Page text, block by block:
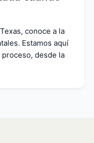
conoce a la
Estamos aquí
desde la